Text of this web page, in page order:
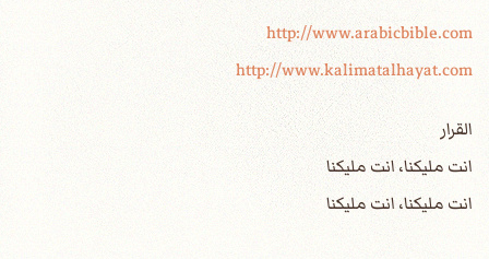
http://www.arabicbible.com
http://www.kalimatalhayat.com
القرار
انت مليكنا، انت مليكنا
انت مليكنا، انت مليكنا